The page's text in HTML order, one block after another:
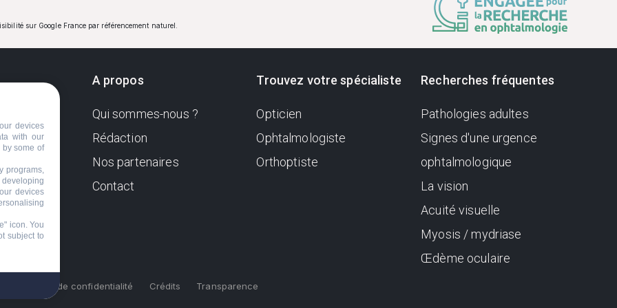
sur Google France par référencement naturel.
Sa
A propos
Qui sommes-nous ?
Rédaction
Nos partenaires
Contact
Trouvez votre spécialiste
Opticien
Ophtalmologiste
Orthoptiste
Recherches fréquentes
Pathologies adultes
Signes d'une urgence
ophtalmologique
La vision
Acuité visuelle
Myosis / mydriase
Œdème oculaire
Politique de confidentialité Crédits Transparence
devices
with our
some of
programs,
developing
devices
icon. You
subject to